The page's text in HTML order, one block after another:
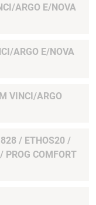
ARGO E/NOVA
ARGO E/NOVA
VINCI/ARGO
828 / ETHOS20 /
PROG COMFORT